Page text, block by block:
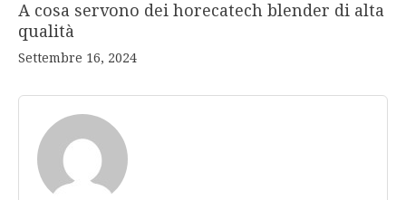
A cosa servono dei horecatech blender di alta
qualità
Settembre 16, 2024